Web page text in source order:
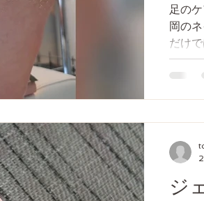
足の
岡の
だけ
いま
ーシ
ジ